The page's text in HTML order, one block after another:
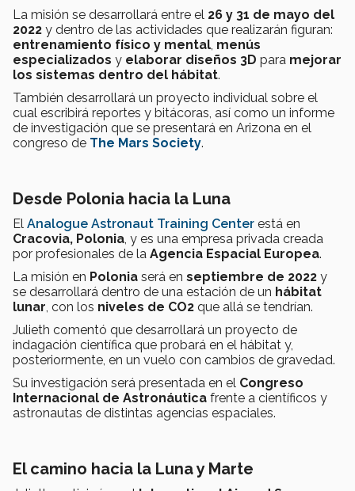
La misión se desarrollará entre el 26 y 31 de mayo del
2022 y dentro de las actividades que realizarán figuran:
entrenamiento físico y mental, menús
especializados y elaborar diseños 3D para mejorar
los sistemas dentro del hábitat.
También desarrollará un proyecto individual sobre el
cual escribirá reportes y bitácoras, así como un informe
de investigación que se presentará en Arizona en el
congreso de The Mars Society.
Desde Polonia hacia la Luna
El Analogue Astronaut Training Center está en
Cracovia, Polonia, y es una empresa privada creada
por profesionales de la Agencia Espacial Europea.
La misión en Polonia será en septiembre de 2022 y
se desarrollará dentro de una estación de un hábitat
lunar, con los niveles de CO2 que allá se tendrían.
Julieth comentó que desarrollará un proyecto de
indagación científica que probará en el hábitat y,
posteriormente, en un vuelo con cambios de gravedad.
Su investigación será presentada en el Congreso
Internacional de Astronáutica frente a científicos y
astronautas de distintas agencias espaciales.
El camino hacia la Luna y Marte